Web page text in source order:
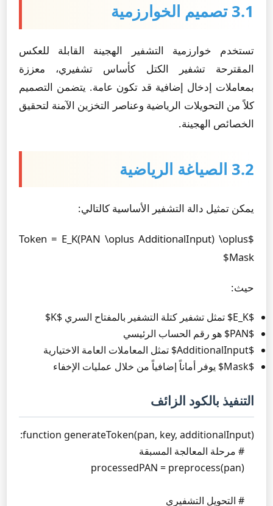
3.1 تصميم الخوارزمية
تستخدم خوارزمية التشفير الهجينة القابلة للعكس
المقترحة تشفير الكتل كأساس تشفيري، معززة
بمعاملات إدخال إضافية قد تكون عامة. يتضمن التصميم
كلاً من التحويلات الرياضية وعناصر التخزين الآمنة لتحقيق
الخصائص الهجينة.
3.2 الصياغة الرياضية
يمكن تمثيل دالة التشفير الأساسية كالتالي:
$Token = E_K(PAN \oplus AdditionalInput) \oplus
Mask$
حيث:
$E_K$ تمثل تشفير كتلة التشفير بالمفتاح السري $K$
$PAN$ هو رقم الحساب الرئيسي
$AdditionalInput$ تمثل المعاملات العامة الاختيارية
$Mask$ يوفر أماناً إضافياً من خلال عمليات الإخفاء
التنفيذ بالكود الزائف